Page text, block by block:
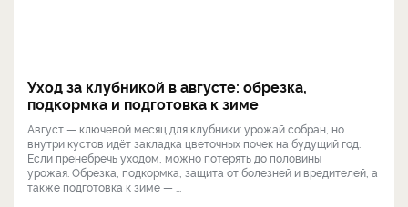
Уход за клубникой в августе: обрезка,
подкормка и подготовка к зиме
Август — ключевой месяц для клубники: урожай собран, но
внутри кустов идёт закладка цветочных почек на будущий год.
Если пренебречь уходом, можно потерять до половины
урожая. Обрезка, подкормка, защита от болезней и вредителей, а
также подготовка к зиме — ...